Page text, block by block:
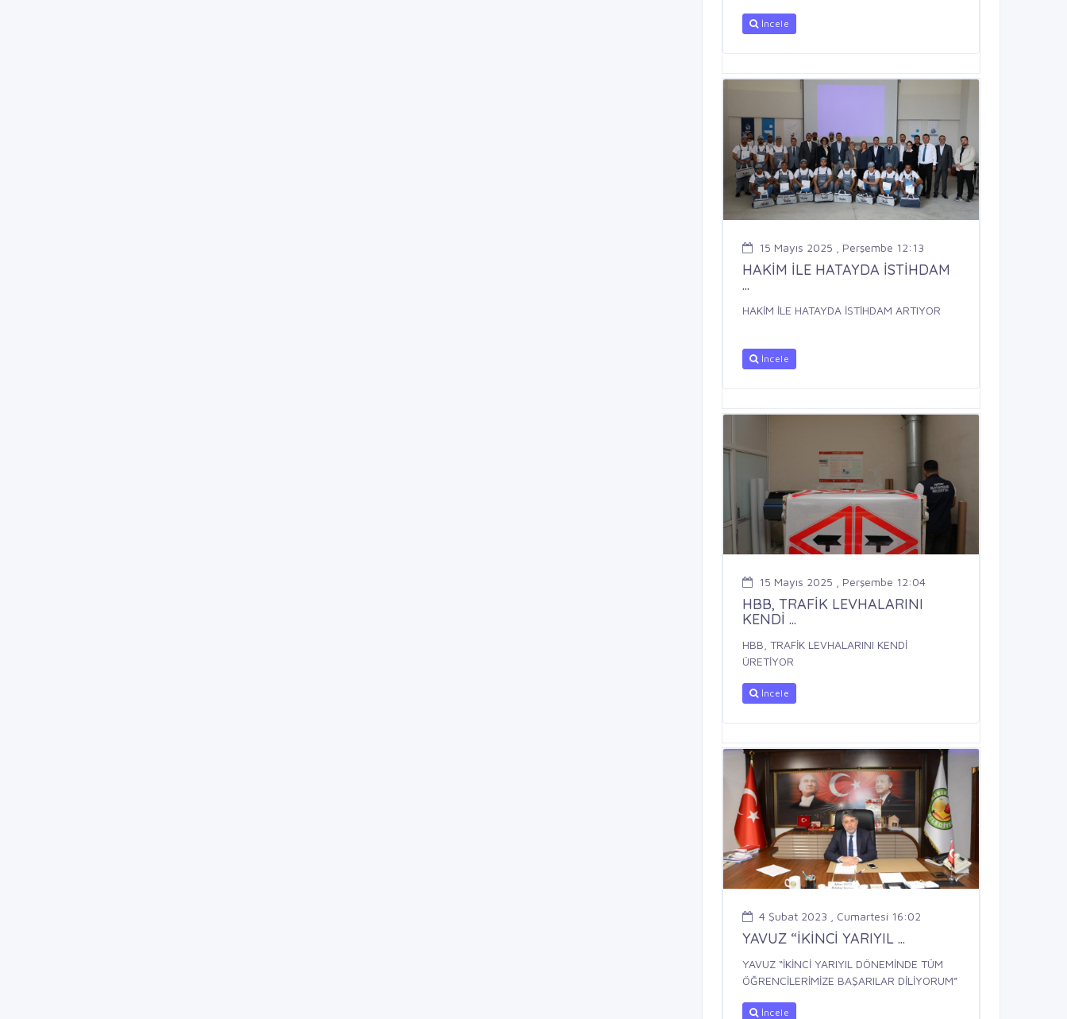
İncele
15 Mayıs 2025 , Perşembe 12:13
HAKİM İLE HATAYDA İSTİHDAM
...
HAKİM İLE HATAYDA İSTİHDAM ARTIYOR
İncele
15 Mayıs 2025 , Perşembe 12:04
HBB, TRAFİK LEVHALARINI
KENDİ ...
HBB, TRAFİK LEVHALARINI KENDİ
ÜRETİYOR
İncele
4 Şubat 2023 , Cumartesi 16:02
YAVUZ “İKİNCİ YARIYIL ...
YAVUZ “İKİNCİ YARIYIL DÖNEMİNDE TÜM
ÖĞRENCİLERİMİZE BAŞARILAR DİLİYORUM”
İncele